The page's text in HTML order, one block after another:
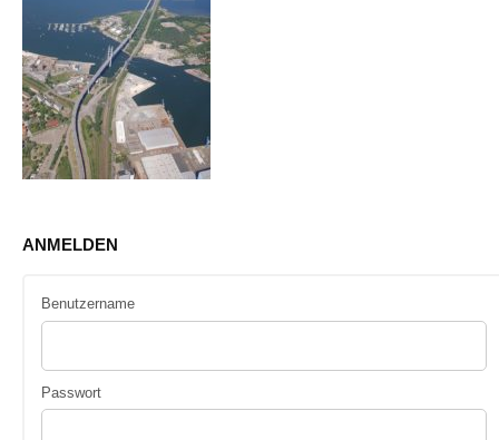
ANMELDEN
Benutzername
Passwort